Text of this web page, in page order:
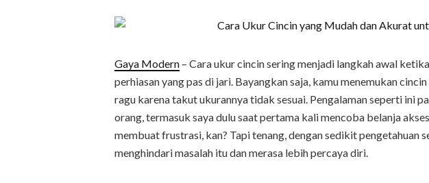
Gaya Modern – Cara ukur cincin sering menjadi langkah awal
perhiasan yang pas di jari. Bayangkan saja, kamu menemukan
ragu karena takut ukurannya tidak sesuai. Pengalaman seperti ini
orang, termasuk saya dulu saat pertama kali mencoba belanja
membuat frustrasi, kan? Tapi tenang, dengan sedikit pengetahuan
menghindari masalah itu dan merasa lebih percaya diri.